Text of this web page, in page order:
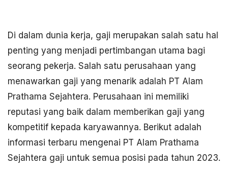
Di dalam dunia kerja, gaji merupakan salah satu hal
penting yang menjadi pertimbangan utama bagi
seorang pekerja. Salah satu perusahaan yang
menawarkan gaji yang menarik adalah PT Alam
Prathama Sejahtera. Perusahaan ini memiliki
reputasi yang baik dalam memberikan gaji yang
kompetitif kepada karyawannya. Berikut adalah
informasi terbaru mengenai PT Alam Prathama
Sejahtera gaji untuk semua posisi pada tahun 2023.